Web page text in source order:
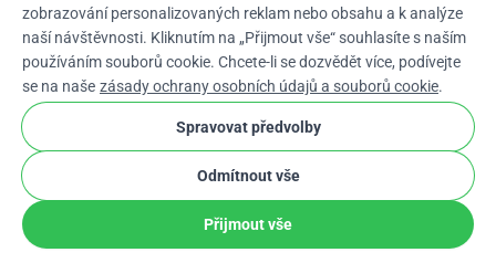
Csarrow_drop_down
★★★★★4,9 / 5 na základě 500+ recenzí
WhyDonate Soukromí a cookies
Obchodní podmínky
stripe check Ověřený Partner
zobrazování personalizovaných reklam nebo obsahu a k analýze
naší návštěvnosti. Kliknutím na „Přijmout vše“ souhlasíte s naším
používáním souborů cookie. Chcete-li se dozvědět více, podívejte
se na naše zásady ochrany osobních údajů a souborů cookie.
Spravovat předvolby
Odmítnout vše
Přijmout vše